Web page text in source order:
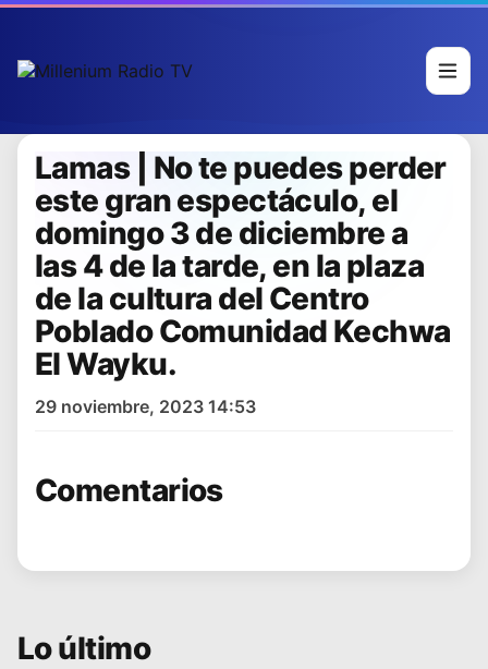
Lamas | No te puedes perder
este gran espectáculo, el
domingo 3 de diciembre a
las 4 de la tarde, en la plaza
de la cultura del Centro
Poblado Comunidad Kechwa
El Wayku.
29 noviembre, 2023 14:53
Comentarios
Lo último